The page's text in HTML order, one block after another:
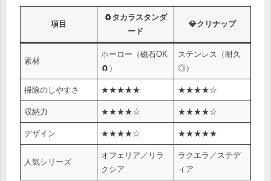
項目
🧲タカラスタンダ
ード
💎クリナップ
素材
ホーロー（磁石OK
🧲）
ステンレス（耐久
◎）
掃除のしやすさ ★★★★★ ★★★★☆
収納力 ★★★★☆ ★★★★☆
デザイン ★★★★☆ ★★★★★
人気シリーズ
オフェリア／リラ
クシア
ラクエラ／ステデ
ィア